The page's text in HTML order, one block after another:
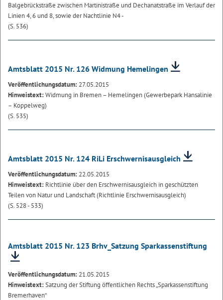
Balgebrückstraße zwischen Martinistraße und Dechanatstraße im Verlauf der
Linien 4, 6 und 8, sowie der Nachtlinie N4 -
(S. 536)
Amtsblatt 2015 Nr. 126 Widmung Hemelingen
Veröffentlichungsdatum: 27.05.2015
Hinweistext:Widmung in Bremen – Hemelingen (Gewerbepark Hansalinie
– Koppelweg)
(S. 535)
Amtsblatt 2015 Nr. 124 RiLi Erschwernisausgleich
Veröffentlichungsdatum: 22.05.2015
Hinweistext: Richtlinie über den Erschwernisausgleich in geschützten
Teilen von Natur und Landschaft (Richtlinie Erschwernisausgleich)
(S. 528 - 533)
Amtsblatt 2015 Nr. 123 Brhv_Satzung Sparkassenstiftung
Veröffentlichungsdatum: 21.05.2015
Hinweistext:Satzung der Stiftung öffentlichen Rechts „Sparkassenstiftung
Bremerhaven“